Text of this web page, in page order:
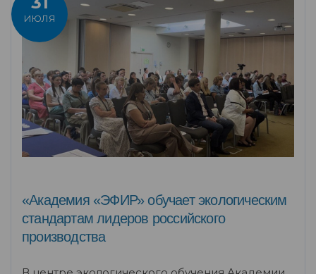
ИЮЛЯ
«Академия «ЭФИР» обучает экологическим
стандартам лидеров российского
производства